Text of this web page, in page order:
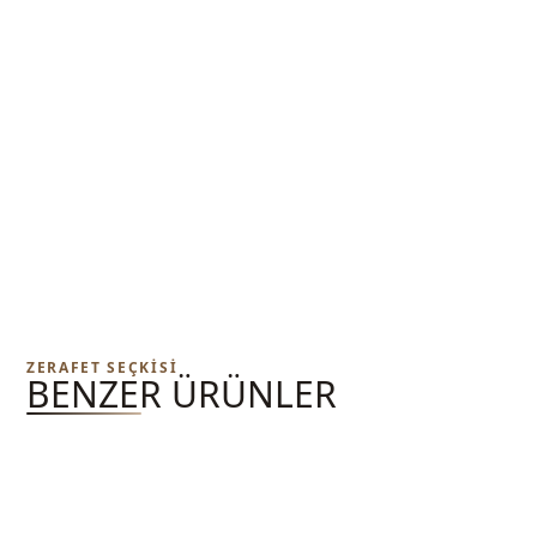
ZERAFET SEÇKISI
BENZER ÜRÜNLER